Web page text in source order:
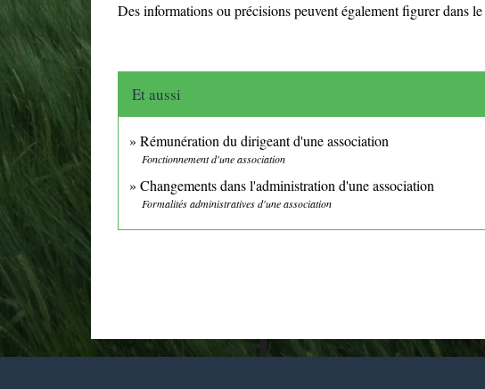
Des informations ou précisions peuvent également figurer dans le
Et aussi
Rémunération du dirigeant d'une association
Fonctionnement d'une association
Changements dans l'administration d'une association
Formalités administratives d'une association